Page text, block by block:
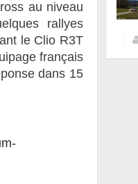
au niveau
rallyes
le Clio R3T
français
dans 15